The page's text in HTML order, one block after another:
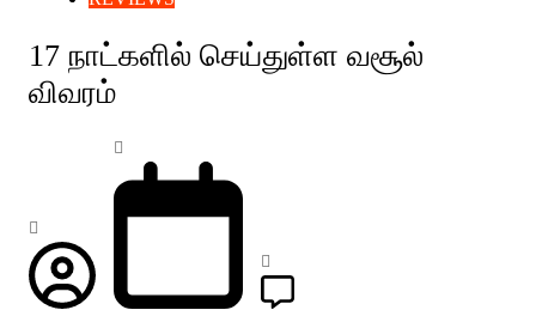
17 நாட்களில் செய்துள்ள வசூல்
விவரம்